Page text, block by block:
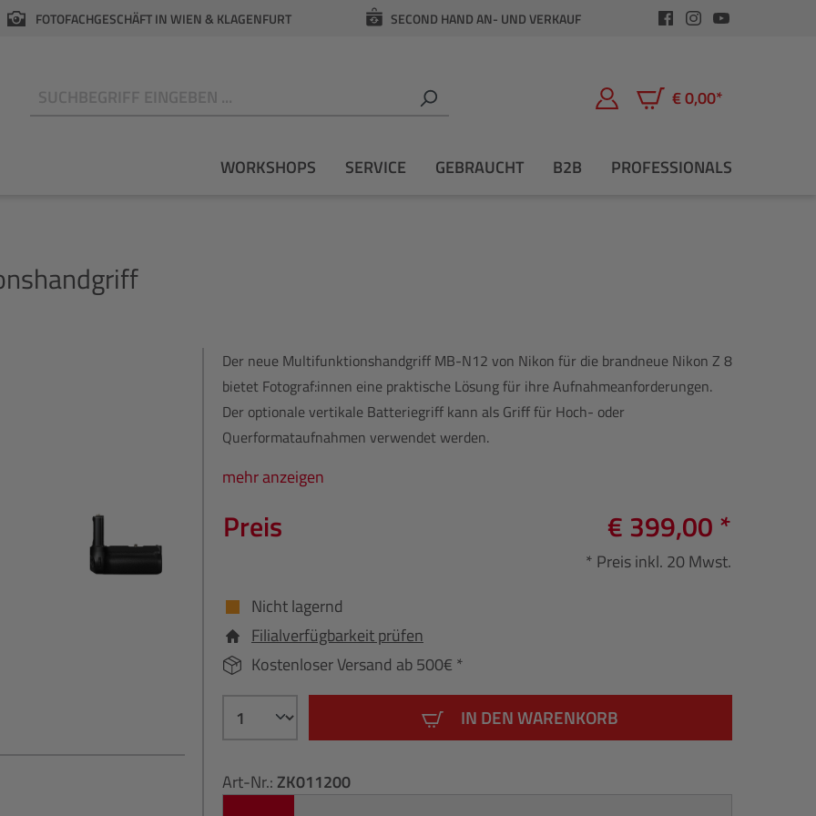
FOTOFACHGESCHÄFT IN WIEN & KLAGENFURT SECOND HAND AN- UND VERKAUF
€ 0,00*
Warenkorb enthält 0
WORKSHOPS SERVICE GEBRAUCHT B2B PROFESSIONALS
Der neue Multifunktionshandgriff MB-N12 von Nikon für die brandneue Nikon Z 8
bietet Fotograf:innen eine praktische Lösung für ihre Aufnahmeanforderungen.
Der optionale vertikale Batteriegriff kann als Griff für Hoch- oder
Querformataufnahmen verwendet werden.
mehr anzeigen
Preis € 399,00 *
* Preis inkl. 20 Mwst.
Nicht lagernd
Filialverfügbarkeit prüfen
Kostenloser Versand ab 500€ *
IN DEN WARENKORB
Art-Nr.: ZK011200